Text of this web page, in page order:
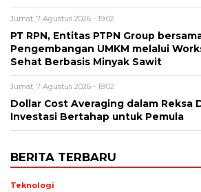
Jumat, 7 Agustus 2026 - 19:02
PT RPN, Entitas PTPN Group
Pengembangan UMKM melalui
Sehat Berbasis Minyak Sawit
Jumat, 7 Agustus 2026 - 18:02
Dollar Cost Averaging dalam Reksa
Investasi Bertahap untuk Pemula
BERITA TERBARU
Teknologi